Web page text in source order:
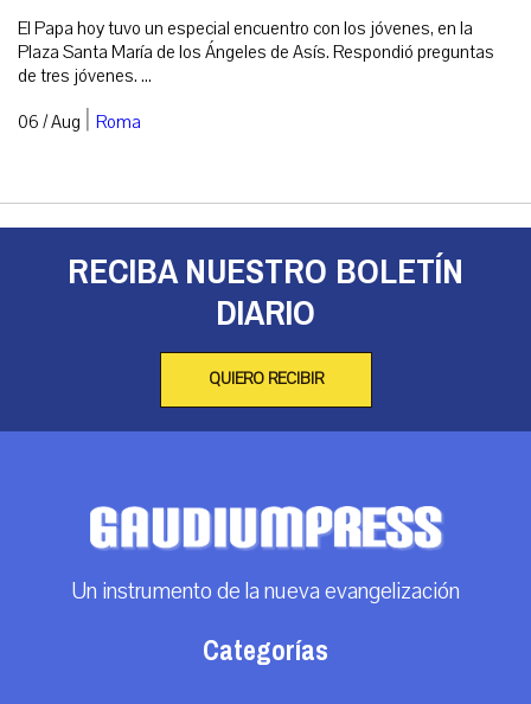
El Papa hoy tuvo un especial encuentro con los jóvenes, en la
Plaza Santa María de los Ángeles de Asís. Respondió preguntas
de tres jóvenes. ...
06 / Aug | Roma
RECIBA NUESTRO BOLETÍN
DIARIO
QUIERO RECIBIR
Un instrumento de la nueva evangelización
Categorías